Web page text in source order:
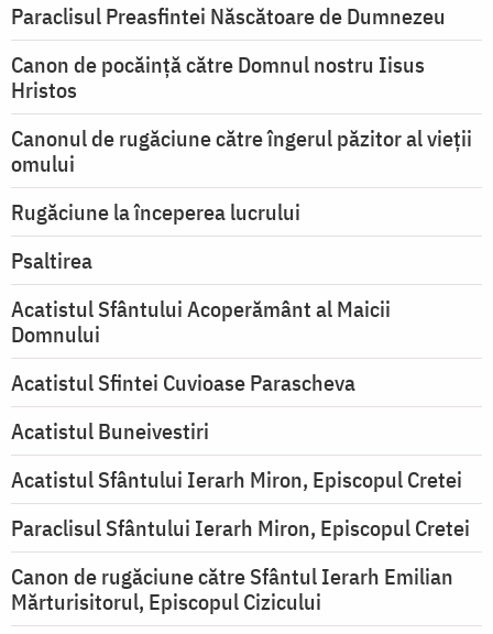
Paraclisul Preasfintei Născătoare de Dumnezeu
Canon de pocăință către Domnul nostru Iisus
Hristos
Canonul de rugăciune către îngerul păzitor al vieții
omului
Rugăciune la începerea lucrului
Psaltirea
Acatistul Sfântului Acoperământ al Maicii
Domnului
Acatistul Sfintei Cuvioase Parascheva
Acatistul Buneivestiri
Acatistul Sfântului Ierarh Miron, Episcopul Cretei
Paraclisul Sfântului Ierarh Miron, Episcopul Cretei
Canon de rugăciune către Sfântul Ierarh Emilian
Mărturisitorul, Episcopul Cizicului